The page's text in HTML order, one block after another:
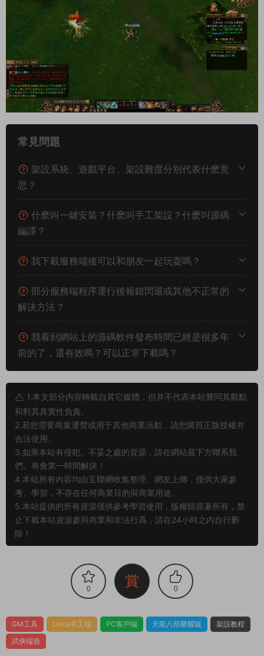
常見問題
架設系統、遊戲平台、架設難度分别代表什麽意
思？
什麽叫一鍵安裝？什麽叫手工架設？什麽叫源碼
編譯？
我下載服務端後可以和朋友一起玩耍嗎？
部分服務端程序運行後報錯閃退或其他不正常的
解決方法？
我看到網站上的源碼軟件發布時間已經是很多年
前的了，還有效嗎？可以正常下載嗎？
1.本文部分内容轉載自其它媒體，但并不代表本站贊同其觀點
和對其真實性負責。
2.若您需要商業運營或用于其他商業活動，請您購買正版授權并
合法使用。
3.如果本站有侵犯、不妥之處的資源，請在網站最下方聯系我
們。将會第一時間解決！
4.本站所有内容均由互聯網收集整理、網友上傳，僅供大家參
考、學習，不存在任何商業目的與商業用途。
5.本站提供的所有資源僅供參考學習使用，版權歸原著所有，禁
止下載本站資源參與商業和非法行爲，請在24小時之内自行删
除！
0 賞 0
GM工具 Linux手工端 PC客戶端 天龍八部榮耀版
架設教程
武俠端遊